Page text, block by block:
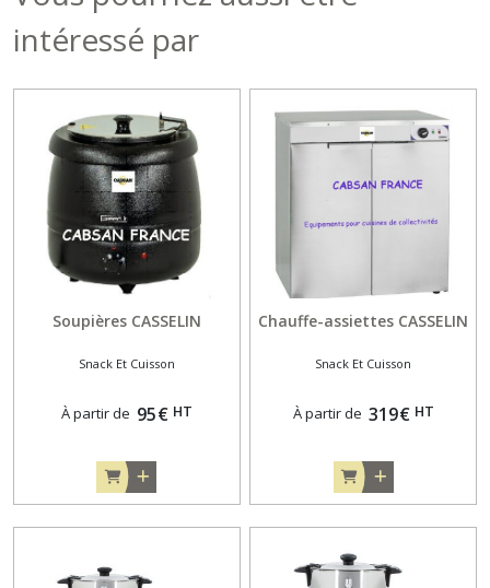
intéressé par
Soupières CASSELIN
Snack Et Cuisson
À partir de 95€ HT
Chauffe-assiettes CASSELIN
Snack Et Cuisson
À partir de 319€ HT